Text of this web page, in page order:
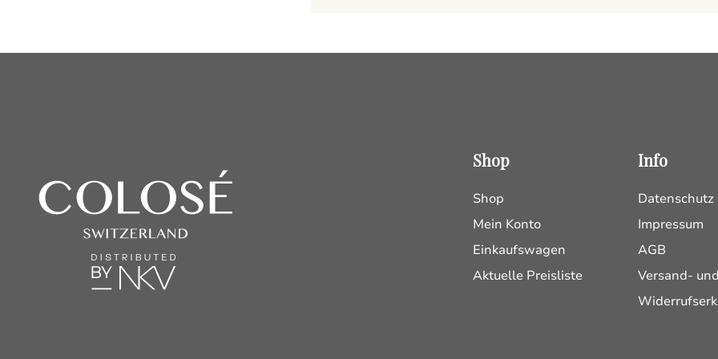
Shop
Shop
Mein Konto
Einkaufswagen
Aktuelle Preisliste
Info
Datenschutz
Impressum
AGB
Versand-